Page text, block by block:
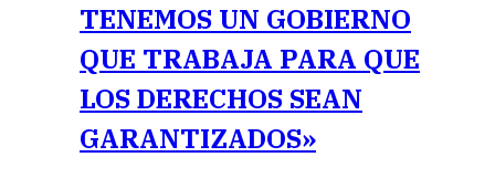
TENEMOS UN GOBIERNO
QUE TRABAJA PARA QUE
LOS DERECHOS SEAN
GARANTIZADOS»